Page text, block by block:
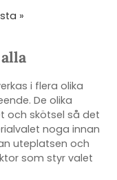
»
i flera olika
De olika
och skötsel så det
noga innan
uteplatsen och
som styr valet